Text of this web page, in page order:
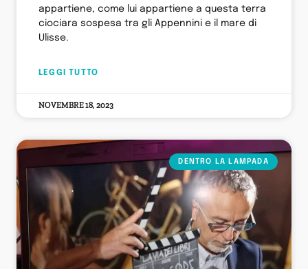
appartiene, come lui appartiene a questa terra
ciociara sospesa tra gli Appennini e il mare di
Ulisse.
LEGGI TUTTO
NOVEMBRE 18, 2023
DENTRO LA LAMPADA